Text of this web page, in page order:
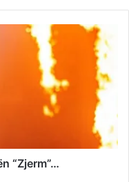
“Zjerm”…